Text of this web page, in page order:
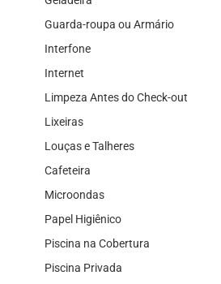
Guarda-roupa ou Armário
Interfone
Internet
Limpeza Antes do Check-out
Lixeiras
Louças e Talheres
Cafeteira
Microondas
Papel Higiênico
Piscina na Cobertura
Piscina Privada